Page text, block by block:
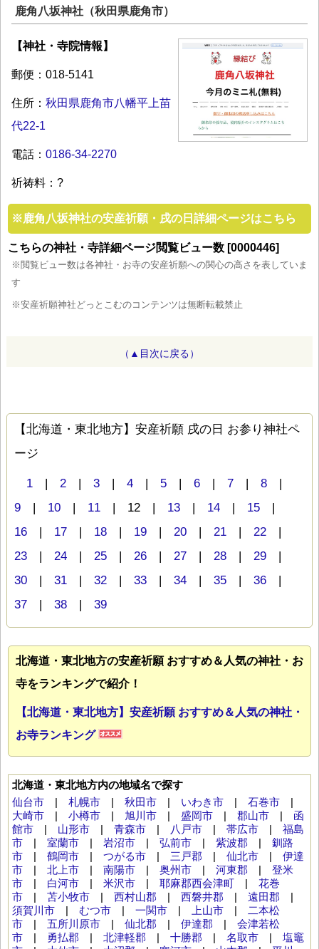
鹿角八坂神社（秋田県鹿角市）
【神社・寺院情報】
郵便：018-5141
住所： 秋田県鹿角市八幡平上苗
代22-1
電話： 0186-34-2270
祈祷料：?
※鹿角八坂神社の安産祈願・戌の日詳細ページはこちら
こちらの神社・寺詳細ページ閲覧ビュー数 [0000446]
※閲覧ビュー数は各神社・お寺の安産祈願への関心の高さを表していま
す
※安産祈願神社どっとこむのコンテンツは無断転載禁止
（▲目次に戻る）
【北海道・東北地方】安産祈願 戌の日 お参り神社ペ
ージ
1 2 3 4 5 6 7 8
9
10 11 | 12 | 13 14 15
16
17 18 19 20 21 22
23
24 25 26 27 28 29
30
31 32 33 34 35 36
37
38 39
北海道・東北地方の安産祈願 おすすめ＆人気の神社・お
寺をランキングで紹介！
【北海道・東北地方】安産祈願 おすすめ＆人気の神社・
お寺ランキング
北海道・東北地方内の地域名で探す
仙台市 | 札幌市 | 秋田市 | いわき市 | 石巻市 |
大崎市 | 小樽市 | 旭川市 | 盛岡市 | 郡山市 | 函
館市 | 山形市 | 青森市 | 八戸市 | 帯広市 | 福島
市 | 室蘭市 | 岩沼市 | 弘前市 | 紫波郡 | 釧路
市 | 鶴岡市 | つがる市 | 三戸郡 | 仙北市 | 伊達
市 | 北上市 | 南陽市 | 奥州市 | 河東郡 | 登米
市 | 白河市 | 米沢市 | 耶麻郡西会津町 | 花巻
市 | 苫小牧市 | 西村山郡 | 西磐井郡 | 遠田郡 |
須賀川市 | むつ市 | 一関市 | 上山市 |
二本松
市 | 五所川原市 | 仙北郡 | 伊達郡 | 会津若松
市 | 勇払郡 | 北津軽郡 | 十勝郡 | 名取市 | 塩竈